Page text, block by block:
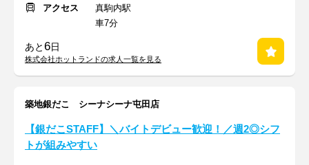
アクセス
真駒内駅
車7分
あと6日
株式会社ホットランドの求人一覧を見る
築地銀だこ シーナシーナ屯田店
【銀だこSTAFF】＼バイトデビュー歓迎！／週2◎シフ
トが組みやすい